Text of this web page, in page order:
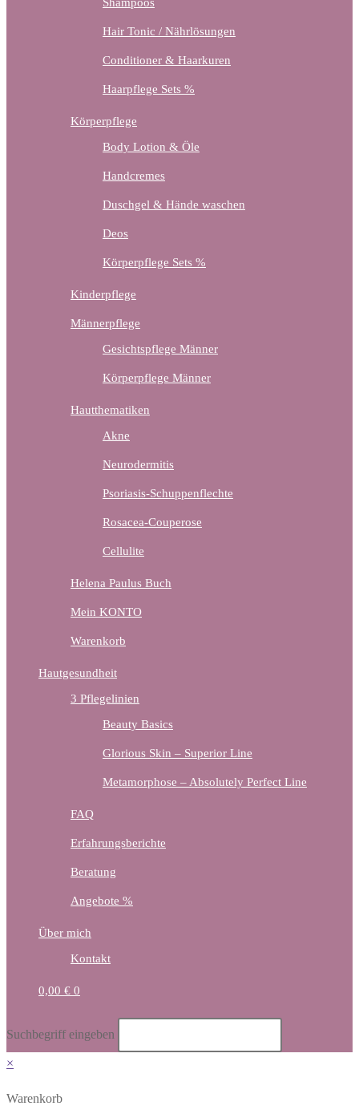
Hair Tonic / Nährlösungen
Conditioner & Haarkuren
Haarpflege Sets %
Körperpflege
Body Lotion & Öle
Handcremes
Duschgel & Hände waschen
Deos
Körperpflege Sets %
Kinderpflege
Männerpflege
Gesichtspflege Männer
Körperpflege Männer
Hautthematiken
Akne
Neurodermitis
Psoriasis-Schuppenflechte
Rosacea-Couperose
Cellulite
Helena Paulus Buch
Mein KONTO
Warenkorb
Hautgesundheit
3 Pflegelinien
Beauty Basics
Glorious Skin – Superior Line
Metamorphose – Absolutely Perfect Line
FAQ
Erfahrungsberichte
Beratung
Angebote %
Über mich
Kontakt
0,00 € 0
Diese
Website
durchsuchen
Suchbegriff eingeben
×
Warenkorb